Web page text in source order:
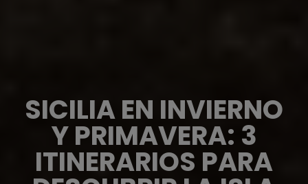
SICILIA EN INVIERNO
Y PRIMAVERA: 3
ITINERARIOS PARA